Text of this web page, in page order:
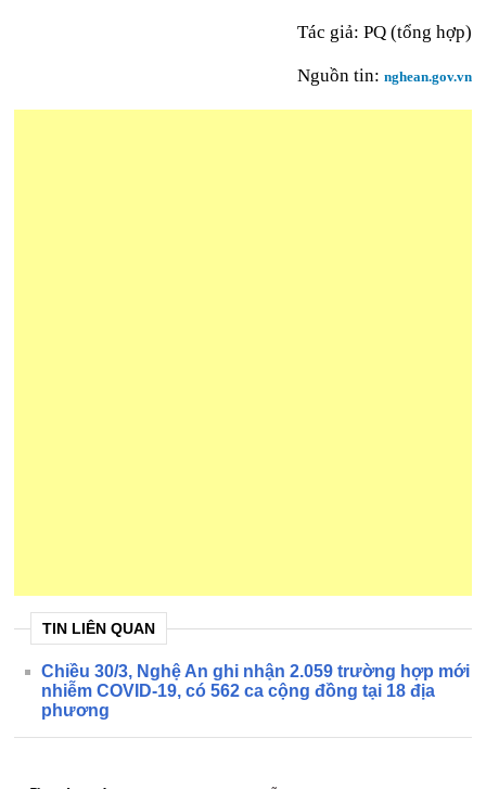
Tác giả: PQ (tổng hợp)
Nguồn tin: nghean.gov.vn
TIN LIÊN QUAN
Chiều 30/3, Nghệ An ghi nhận 2.059 trường hợp mới
nhiễm COVID-19, có 562 ca cộng đồng tại 18 địa
phương